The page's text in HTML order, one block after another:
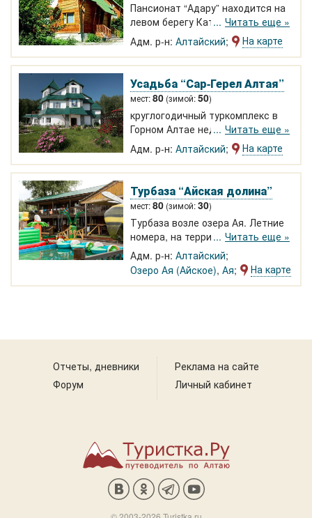
Пансионат “Адару” находится на
левом берегу Катуни в 8 км от
озера Ая. Проживание в
круглогодичных коттеджах и
летних домиках. Организация
семинаров и конференций,
сплавы, экскурсии, прокат
снаряжения, горнолыжная
трасса, ледодром.
Читать еще »
Адм. р-н: Алтайский На карте
Усадьба “Сар-Герел Алтая”
мест:80 (зимой:50)
круглогодичный туркомплекс в
Горном Алтае недалеко от озера
Ая. Рассчитан на семейный
отдых, проведение
корпоративных мероприятий.
Номера Стандарт, Апартаменты.
Детский и взрослый бассейны,
детская, спортивная площадка.
Ресторан, банкетный,
бильярдный залы, кальянная.
Читать еще »
Адм. р-н: Алтайский На карте
Турбаза “Айская долина”
мест:80 (зимой:30)
Турбаза возле озера Ая. Летние
номера, на территории кафе,
баня, детская площадка,
бассейн, Wi-Fi. Экскурсии, сплав,
конные прогулки.
Читать еще »
Адм. р-н: Алтайский
Озеро Ая (Айское), Ая На карте
Отчеты, дневники
Форум
Реклама на сайте
Личный кабинет